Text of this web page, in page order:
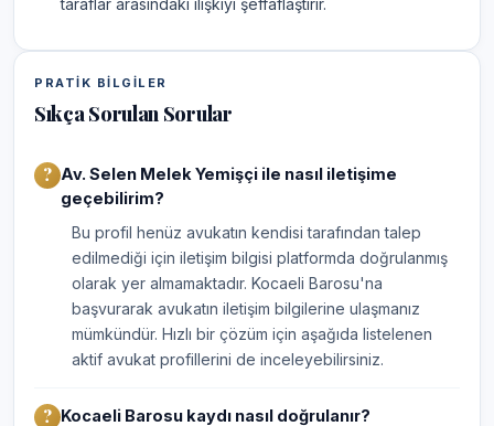
taraflar arasındaki ilişkiyi şeffaflaştırır.
PRATIK BILGILER
Sıkça Sorulan Sorular
Av. Selen Melek Yemişçi ile nasıl iletişime
geçebilirim?
Bu profil henüz avukatın kendisi tarafından talep
edilmediği için iletişim bilgisi platformda doğrulanmış
olarak yer almamaktadır. Kocaeli Barosu'na
başvurarak avukatın iletişim bilgilerine ulaşmanız
mümkündür. Hızlı bir çözüm için aşağıda listelenen
aktif avukat profillerini de inceleyebilirsiniz.
Kocaeli Barosu kaydı nasıl doğrulanır?